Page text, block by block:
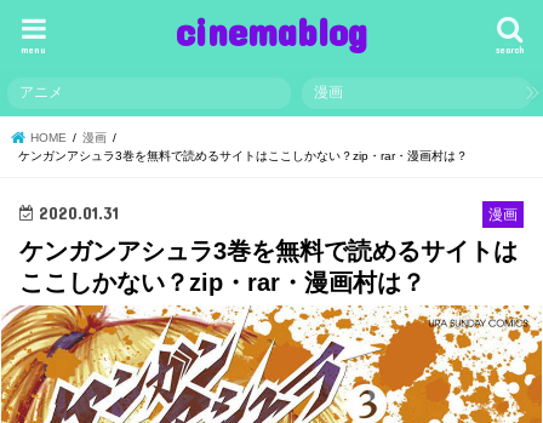
cinemablog search
menu
アニメ 漫画
HOME
漫画
ケンガンアシュラ3巻を無料で読めるサイトはここしかない？zip・rar・漫画村は？
漫画
2020.01.31
ケンガンアシュラ3巻を無料で読めるサイトは
ここしかない？zip・rar・漫画村は？